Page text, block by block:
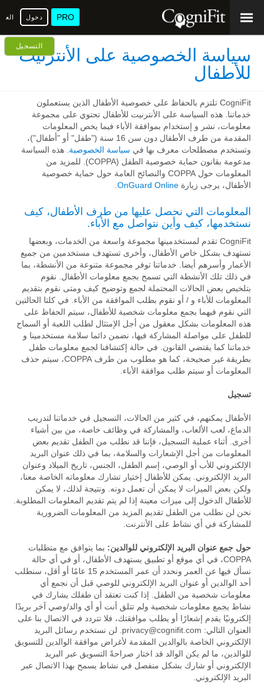
PRO دخول
التسجيل
سياسة الخصوصية على الأنترنيت
للأطفال
CogniFit تلتزم بالحفاظ على خصوصية الأطفال الذين يستعملون
خدماتنا. هذه السياسة على الأنترنيت للأطفال تحتوي على مجموعة
معلومات، نشر و إستخدام بموافقة الأباء فيما يخص المعلومات
المقدمة من طرف الأطفال دون سن 16 سنة ("طفل" أو "أطفال")،
وتستخدم مصطلحات معرف بها في سياسة الخصوصية . هذه السياسة
مدعومة بقانون حماية خصوصية الطفل (COPPA). للمزيد من
المعلومات حول COPPA والنصائح العامة حول حماية خصوصية
الأطفال، يرجى زيارةOnGuard Online
المعلومات التي نحصل عليها من طرف الأطفال، كيف
نستخدمها، كيف وأين نتواصل مع الأباء.
CogniFit تقدم لمستخدمينها مجموعة واسعة من الخدمات، وبعضها
تستهدف بشكل خاص الأطفال، وأخرى تستهدف مستخدمين من جميع
الأعمار وأسرهم أيضا. خدماتنا توفر مجموعة متنوعة من الأنشطة، بما
في ذلك تلك الأنشطة التي تسمح بجمع معلومات الأطفال. نقوم
بتلخيص بعض الحالات المحتملة لجمع وتوضيح كيف ومتى نقوم بتقديم
المعلومات للأباء و / أو نقوم بطلب الموافقة من الأباء. في كلتا الحالتين
التي نقوم فيهما بجمع معلومات شخصية للأطفال، سيتم الحفاظ على
هذه المعلومات بشكل معقول من أجل الإمتثال لطلب اللعبة أو السماح
للطفل على مواصلة المشاركة فيها، نضمن دائما سلامة مستخدمينا و
خدماتنا كما يقتضي القانون. في حالة إكتشافنا لجمع معلومات طفل
بطريقة غير صحيحة، كما هو مطلوب من طرف COPPA، سيتم حذف
المعلومات أو سيتم طلب موافقة الأباء.
تسجيل
الأطفال يمكنهم، في كثير من الحالات، التسجيل في خدماتنا لتدريب
الدماغ، لعب الألعاب، والمشاركة في وظائف خاصة، من بين أشياء
أخرى. أثناء عملية التسجيل، فإننا قد نطلب من الطفل تقديم بعض
المعلومات من أجل الإشعارات والسلامة، بما في ذلك عنوان البريد
الإلكتروني للأب أو الوصي، إسم الطفل، الجنس، تاريخ الميلاد وعنوان
البريد الإلكتروني. يمكن للأطفال إختيار تشارك معلوماته الخاصة معنا،
ولكن بعض الميزات لا يمكن أن تعمل دونه. ونتيجة لذلك، لا يمكن
للأطفال الدخول إلى ميزات معينة إذا لم يتم تقديم المعلومات المطلوبة.
نحن لن نطلب من الطفل تقديم المزيد من المعلومات الضرورية
للمشاركة في أي نشاط على الأنترنت.
حول جمع عنوان البريد الإلكتروني للوالدين: بما يتوافق مع متطلبات
COPPA، في أي موقع أو تطبيق يستهدف الأطفال، أو في أي حالة
نسأل فيها عن العمر ونحدد أن عمر المستخدم 15 عامًا أو أقل، سنطلب
أحد الوالدين أو عنوان البريد الإلكتروني للوصي قبل أن نجمع أي
معلومات شخصية من الطفل. إذا كنت تعتقد أن طفلك يشارك في
نشاط يجمع معلومات شخصية ولم تتلق أنت أو أي والد/وصي آخر بريدًا
إلكترونيًا يقدم إشعارًا أو يطلب موافقتك، فلا تتردد في الاتصال بنا على
العنوان التالي: privacy@cognifit.com . لن نستخدم رسائل البريد
الإلكتروني الخاصة بالوالدين المقدمة لأغراض موافقة الوالدين للتسويق
للوالدين، ما لم يكن الوالد قد اختار صراحةً التسويق عبر البريد
الإلكتروني أو شارك بشكل منفصل في نشاط يسمح بهذا الاتصال عبر
البريد الإلكتروني.